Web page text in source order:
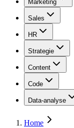
Marketing
Sales
HR
Strategie
Content
Code
Data-analyse
Home